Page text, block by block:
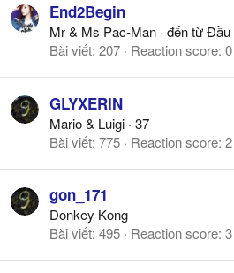
End2Begin
Mr & Ms Pac-Man · đến từĐầu
Bài viết 207 Reaction score 0
GLYXERIN
Mario & Luigi · 37
Bài viết 775 Reaction score 2
gon_171
Donkey Kong
Bài viết 495 Reaction score 3